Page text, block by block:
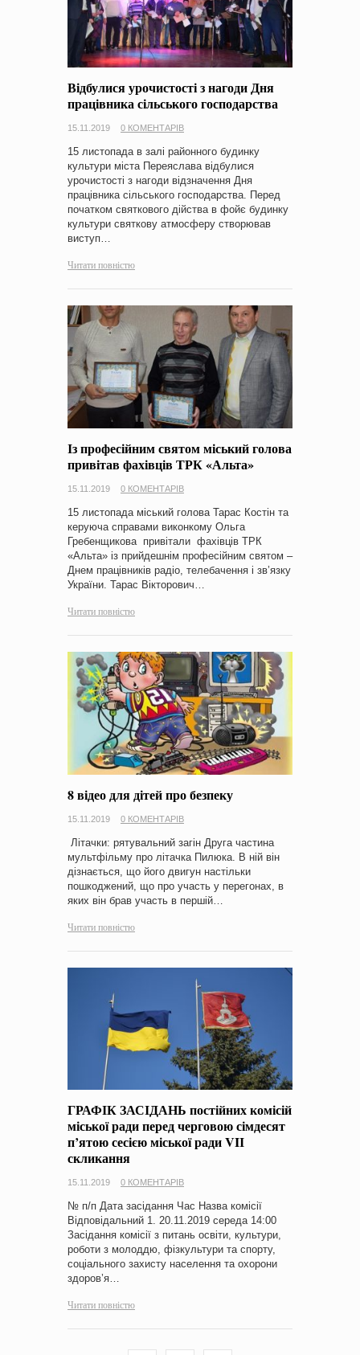
Відбулися урочистості з нагоди Дня
працівника сільського господарства
15.11.2019 0 КОМЕНТАРІВ
15 листопада в залі районного будинку
культури міста Переяслава відбулися
урочистості з нагоди відзначення Дня
працівника сільського господарства. Перед
початком святкового дійства в фойє будинку
культури святкову атмосферу створював
виступ…
Читати повністю
Із професійним святом міський голова
привітав фахівців ТРК «Альта»
15.11.2019 0 КОМЕНТАРІВ
15 листопада міський голова Тарас Костін та
керуюча справами виконкому Ольга
Гребенщикова привітали фахівців ТРК
«Альта» із прийдешнім професійним святом –
Днем працівників радіо, телебачення і зв’язку
України. Тарас Вікторович…
Читати повністю
8 відео для дітей про безпеку
15.11.2019 0 КОМЕНТАРІВ
Літачки: рятувальний загін Друга частина
мультфільму про літачка Пилюка. В ній він
дізнається, що його двигун настільки
пошкоджений, що про участь у перегонах, в
яких він брав участь в першій…
Читати повністю
ГРАФІК ЗАСІДАНЬ постійних комісій
міської ради перед черговою сімдесят
п’ятою сесією міської ради VIІ
скликання
15.11.2019 0 КОМЕНТАРІВ
№ п/п Дата засідання Час Назва комісії
Відповідальний 1. 20.11.2019 середа 14:00
Засідання комісії з питань освіти, культури,
роботи з молоддю, фізкультури та спорту,
соціального захисту населення та охорони
здоров’я…
Читати повністю